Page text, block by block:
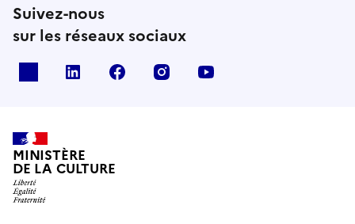
Suivez-nous
sur les réseaux sociaux
linkedin facebook instagram
MINISTÈRE
DE LA CULTURE